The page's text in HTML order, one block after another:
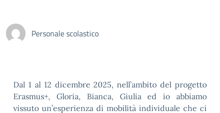
Personale scolastico
Dal 1 al 12 dicembre 2025, nell’ambito del progetto
Erasmus+, Gloria, Bianca, Giulia ed io abbiamo
vissuto un’esperienza di mobilità individuale che ci